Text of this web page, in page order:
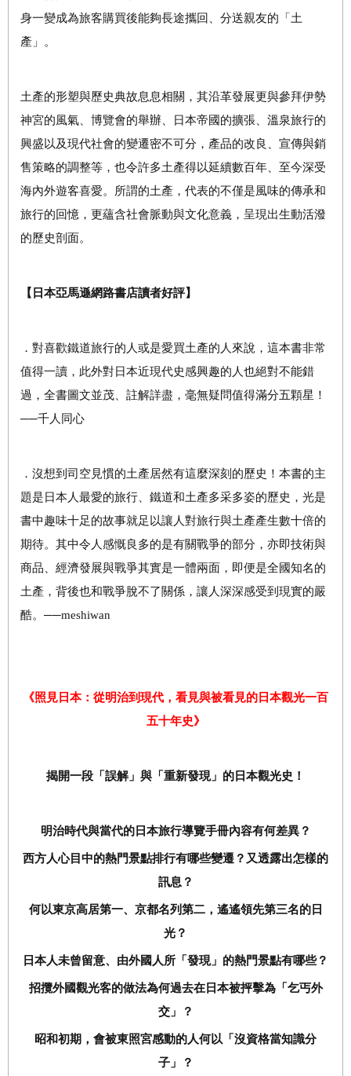
身一變成為旅客購買後能夠長途攜回、分送親友的「土
產」。
土產的形塑與歷史典故息息相關，其沿革發展更與參拜伊勢
神宮的風氣、博覽會的舉辦、日本帝國的擴張、溫泉旅行的
興盛以及現代社會的變遷密不可分，產品的改良、宣傳與銷
售策略的調整等，也令許多土產得以延續數百年、至今深受
海內外遊客喜愛。所謂的土產，代表的不僅是風味的傳承和
旅行的回憶，更蘊含社會脈動與文化意義，呈現出生動活潑
的歷史剖面。
【日本亞馬遜網路書店讀者好評】
．對喜歡鐵道旅行的人或是愛買土產的人來說，這本書非常
值得一讀，此外對日本近現代史感興趣的人也絕對不能錯
過，全書圖文並茂、註解詳盡，毫無疑問值得滿分五顆星！
──千人同心
．沒想到司空見慣的土產居然有這麼深刻的歷史！本書的主
題是日本人最愛的旅行、鐵道和土產多采多姿的歷史，光是
書中趣味十足的故事就足以讓人對旅行與土產產生數十倍的
期待。其中令人感慨良多的是有關戰爭的部分，亦即技術與
商品、經濟發展與戰爭其實是一體兩面，即便是全國知名的
土產，背後也和戰爭脫不了關係，讓人深深感受到現實的嚴
酷。──meshiwan
《照見日本：從明治到現代，看見與被看見的日本觀光一百
五十年史》
揭開一段「誤解」與「重新發現」的日本觀光史！
明治時代與當代的日本旅行導覽手冊內容有何差異？
西方人心目中的熱門景點排行有哪些變遷？又透露出怎樣的
訊息？
何以東京高居第一、京都名列第二，遙遙領先第三名的日
光？
日本人未曾留意、由外國人所「發現」的熱門景點有哪些？
招攬外國觀光客的做法為何過去在日本被抨擊為「乞丐外
交」？
昭和初期，會被東照宮感動的人何以「沒資格當知識分
子」？